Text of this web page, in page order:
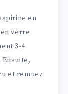
en
verre
3-4
Ensuite,
et remuez